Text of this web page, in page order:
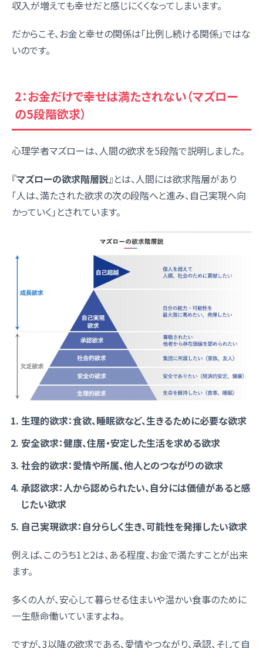
収入が増えても幸せだと感じにくくなってしまいます。
だからこそ、お金と幸せの関係は「比例し続ける関係」ではな
いのです。
2：お金だけで幸せは満たされない（マズロー
の5段階欲求）
心理学者マズローは、人間の欲求を5段階で説明しました。
『マズローの欲求階層説』とは、人間には欲求階層があり
「人は、満たされた欲求の次の段階へと進み、自己実現へ向
かっていく」とされています。
生理的欲求：食欲、睡眠欲など、生きるために必要な欲求
安全欲求：健康、住居・安定した生活を求める欲求
社会的欲求：愛情や所属、他人とのつながりの欲求
承認欲求：人から認められたい、自分には価値があると感
じたい欲求
自己実現欲求：自分らしく生き、可能性を発揮したい欲求
例えば、このうち1と2は、ある程度、お金で満たすことが出来
ます。
多くの人が、安心して暮らせる住まいや温かい食事のために
一生懸命働いていますよね。
ですが、3以降の欲求である、愛情やつながり、承認、そして自